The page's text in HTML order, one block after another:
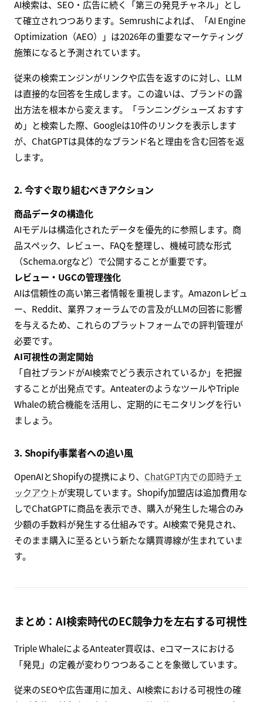
AI検索は、SEO・広告に続く「第三の発見チャネル」とし
て確立されつつあります。Semrushによれば、「AI Engine
Optimization（AEO）」は2026年の重要なマーケティング
施策になると予測されています。
従来の検索エンジンがリンクや広告を返すのに対し、LLM
は直接的な回答を生成します。この違いは、ブランドの露
出方法を根本から変えます。「ランニングシューズ おすす
め」と検索した際、Googleは10件のリンクを表示します
が、ChatGPTは具体的なブランド名と理由を含む回答を返
します。
2. 今すぐ取り組むべきアクション
商品データの構造化
AIモデルは構造化されたデータを優先的に参照します。商
品スペック、レビュー、FAQを整理し、機械可読な形式
（Schema.orgなど）で公開することが重要です。
レビュー・UGCの管理強化
AIは信頼性の高い第三者情報を重視します。Amazonレビュ
ー、Reddit、業界フォーラムでの言及がLLMの回答に影響
を与えるため、これらのプラットフォームでの評判管理が
必要です。
AI可視性の測定開始
「自社ブランドがAI検索でどう表示されているか」を把握
することが出発点です。AnteaterのようなツールやTriple
Whaleの統合機能を活用し、定期的にモニタリングを行い
ましょう。
3. Shopify事業者への追い風
OpenAIとShopifyの提携により、 ChatGPT内での即時チェ
ックアウトが実現しています。Shopify加盟店は追加費用な
しでChatGPTに商品を表示でき、購入が発生した場合のみ
少額の手数料が発生する仕組みです。AI検索で発見され、
そのまま購入に至るという新たな購買導線が生まれていま
す。
まとめ：AI検索時代のEC競争力を左右する可視性
Triple WhaleによるAnteater買収は、eコマースにおける
「発見」の定義が変わりつつあることを象徴しています。
従来のSEOや広告運用に加え、AI検索における可視性の確